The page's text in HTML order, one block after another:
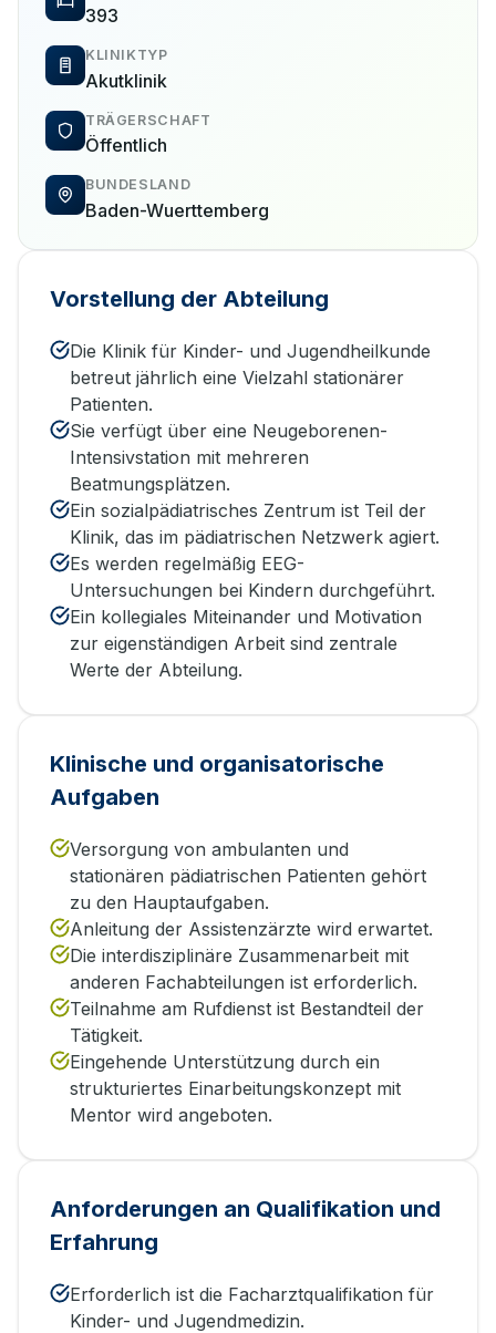
393
KLINIKTYP
Akutklinik
TRÄGERSCHAFT
Öffentlich
BUNDESLAND
Baden-Wuerttemberg
Vorstellung der Abteilung
Die Klinik für Kinder- und Jugendheilkunde
betreut jährlich eine Vielzahl stationärer
Patienten.
Sie verfügt über eine Neugeborenen-
Intensivstation mit mehreren
Beatmungsplätzen.
Ein sozialpädiatrisches Zentrum ist Teil der
Klinik, das im pädiatrischen Netzwerk agiert.
Es werden regelmäßig EEG-
Untersuchungen bei Kindern durchgeführt.
Ein kollegiales Miteinander und Motivation
zur eigenständigen Arbeit sind zentrale
Werte der Abteilung.
Klinische und organisatorische
Aufgaben
Versorgung von ambulanten und
stationären pädiatrischen Patienten gehört
zu den Hauptaufgaben.
Anleitung der Assistenzärzte wird erwartet.
Die interdisziplinäre Zusammenarbeit mit
anderen Fachabteilungen ist erforderlich.
Teilnahme am Rufdienst ist Bestandteil der
Tätigkeit.
Eingehende Unterstützung durch ein
strukturiertes Einarbeitungskonzept mit
Mentor wird angeboten.
Anforderungen an Qualifikation und
Erfahrung
Erforderlich ist die Facharztqualifikation für
Kinder- und Jugendmedizin.